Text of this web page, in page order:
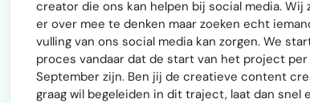
creator die ons kan helpen bij social media.
er over mee te denken maar zoeken echt
vulling van ons social media kan zorgen. We
proces vandaar dat de start van het project per
September zijn. Ben jij de creatieve content
graag wil begeleiden in dit traject, laat dan